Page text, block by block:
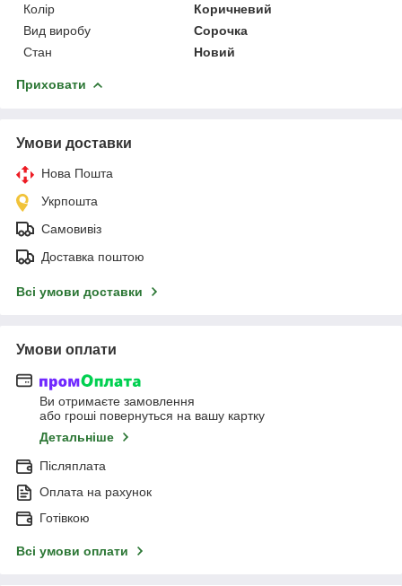
Колір
Коричневий
Вид виробу
Сорочка
Стан
Новий
Приховати
Умови доставки
Нова Пошта
Укрпошта
Самовивіз
Доставка поштою
Всі умови доставки
Умови оплати
Ви отримаєте замовлення
або гроші повернуться на вашу картку
Детальніше
Післяплата
Оплата на рахунок
Готівкою
Всі умови оплати